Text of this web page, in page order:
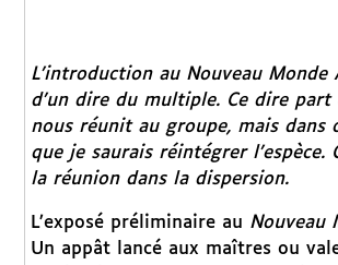
L’introduction au Nouveau Monde
d’un dire du multiple. Ce dire part
nous réunit au groupe, mais dans
que je saurais réintégrer
la réunion dans la dispersion.
L’exposé préliminaire au Nouveau
Un appât lancé aux maîtres ou